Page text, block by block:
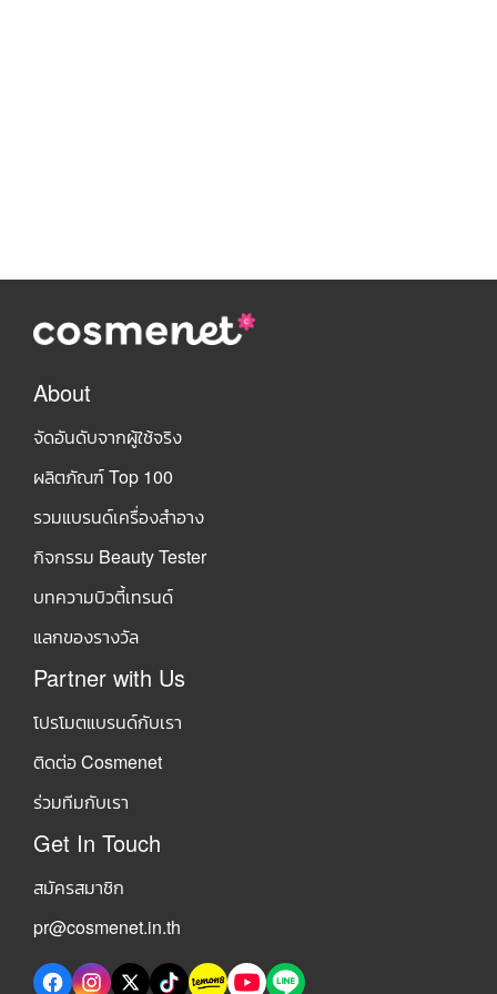
About
จัดอันดับจากผู้ใช้จริง
ผลิตภัณฑ์ Top 100
รวมแบรนด์เครื่องสำอาง
กิจกรรม Beauty Tester
บทความบิวตี้เทรนด์
แลกของรางวัล
Partner with Us
โปรโมตแบรนด์กับเรา
ติดต่อ Cosmenet
ร่วมทีมกับเรา
Get In Touch
สมัครสมาชิก
pr@cosmenet.in.th